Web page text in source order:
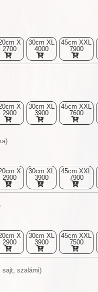
X
2700
30cm XL
4000
45cm XXL
7900
X
2900
30cm XL
3900
45cm XXL
7600
X
2900
30cm XL
3900
45cm XXL
7900
X
2900
30cm XL
3900
45cm XXL
7500
sajt, szalámi)